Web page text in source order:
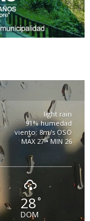
light rain
91% humedad
viento: 8m/s OSO
MAX 27 • MIN 26
28°
DOM